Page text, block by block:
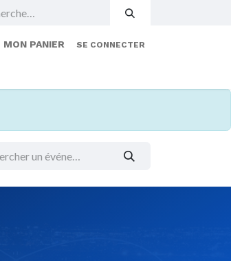
MON PANIER SE CONNECTER